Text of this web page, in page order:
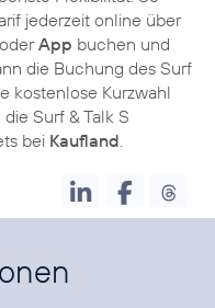
jederzeit online über
oderApp buchen und
die Buchung des Surf
kostenlose Kurzwahl
Surf & Talk S
bei Kaufland.